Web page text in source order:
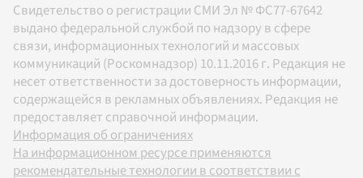
Свидетельство о регистрации СМИ Эл № ФС77-67642
выдано федеральной службой по надзору в сфере
связи, информационных технологий и массовых
коммуникаций (Роскомнадзор) 10.11.2016 г. Редакция не
несет ответственности за достоверность информации,
содержащейся в рекламных объявлениях. Редакция не
предоставляет справочной информации.
Информация об ограничениях
На информационном ресурсе применяются
рекомендательные технологии в соответствии с